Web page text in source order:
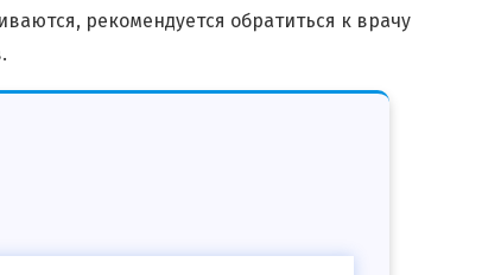
рекомендуется обратиться к врачу